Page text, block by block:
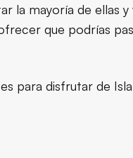
la mayoría de ellas
que podrías
para disfrutar de